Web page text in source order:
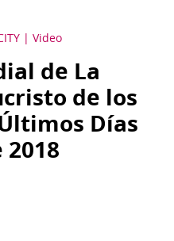
Video
de La
de los
Días